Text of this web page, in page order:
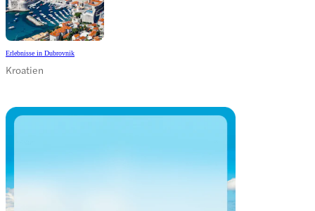
Erlebnisse in Dubrovnik
Kroatien